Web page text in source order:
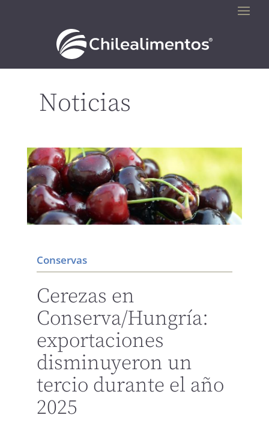
Noticias
Conservas
Cerezas en
Conserva/Hungría:
exportaciones
disminuyeron un
tercio durante el año
2025